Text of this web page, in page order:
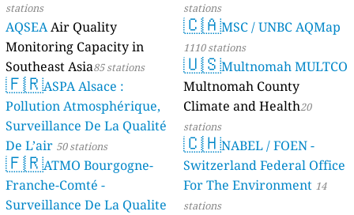
stations
AQSEAAir Quality
Monitoring Capacity in
Southeast Asia85 stations
🇫🇷ASPA Alsace :
Pollution Atmosphérique,
Surveillance De La Qualité
De L’air 50 stations
🇫🇷ATMO Bourgogne-
Franche-Comté -
Surveillance De La Qualite
stations
🇨🇦MSC / UNBC AQMap
1110 stations
🇺🇸Multnomah MULTCO
Multnomah County
Climate and Health20
stations
🇨🇭NABEL / FOEN -
Switzerland Federal Office
For The Environment 14
stations